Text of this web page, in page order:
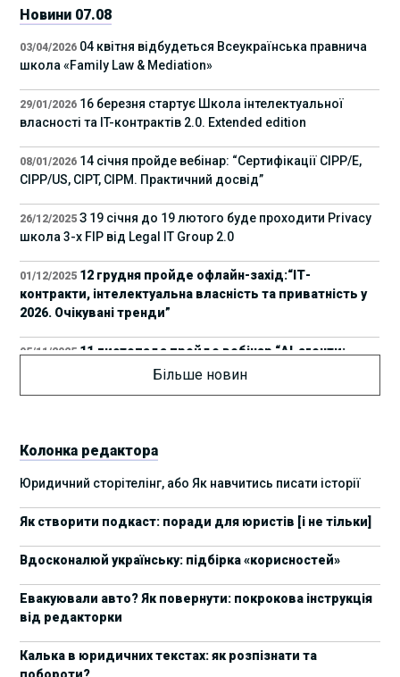
Новини 07.08
03/04/2026 04 квітня відбудеться Всеукраїнська правнича
школа «Family Law & Mediation»
29/01/2026 16 березня стартує Школа інтелектуальної
власності та IT-контрактів 2.0. Extended edition
08/01/2026 14 січня пройде вебінар: “Сертифікації СІРР/Е,
CIPP/US, CIPT, CIPM. Практичний досвід”
26/12/2025 З 19 січня до 19 лютого буде проходити Privacy
школа 3-х FIP від Legal IT Group 2.0
01/12/2025 12 грудня пройде офлайн-захід:“ІТ-
контракти, інтелектуальна власність та приватність у
2026. Очікувані тренди”
05/11/2025 11 листопада пройде вебінар “AI-агенти:
прайвесі, IP та комплаєнс ризики”
17 листопада стартує Школа юридичної
підтримки ШІ-проєктів від Legal IT Group
19/09/2025 4 жовтня пройде щорічний забіг до Дня
09/09/2025 10 жовтня пройдуть XII Міжнародні
Більше новин
Колонка редактора
Юридичний сторітелінг, або Як навчитись писати історії
Як створити подкаст: поради для юристів [і не тільки]
Вдосконалюй українську: підбірка «корисностей»
Евакуювали авто? Як повернути: покрокова інструкція
від редакторки
Калька в юридичних текстах: як розпізнати та
побороти?